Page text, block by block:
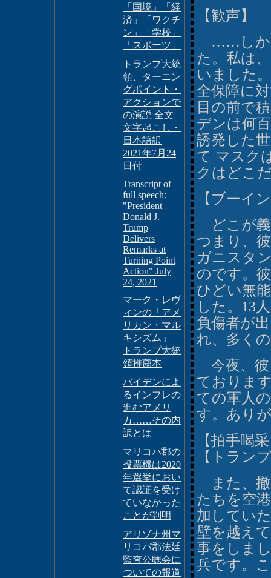
「国境」「経
済」「ワクチ
ン」「学校」
「スポーツ」
トランプ大統
領、ターニン
グポイント・
アクションで
の演説 全文
文字起こし・
日本語訳
2021年7月24
日付
Transcript of
full speech:
"President
Donald J.
Trump
Delivers
Remarks at
Turning Point
Action" July
24, 2021
マーク・レヴ
ィンの「アメ
リカン・マル
キシズム」
トランプ大統
領推薦本
バイデンによ
るインフレの
進むアメリ
カ……その内
訳とは
マリコパ郡の
投票機は2020
年選挙におい
て認証を受け
ていなかった
ことが判明
アリゾナ州マ
リコパ郡法廷
監査公聴会に
ついての報道
【歓声】
……しか
た。私は
いました
全保障に
目の前で
デンは何
誘発した
て マスク
クはどこ
【ブーイ
どこが
つまり、
ガニスタ
のです。
ひどい無
した。13
負傷者が
れ、多く
今夜、彼
ておりま
ての軍人
す。あり
【拍手喝
【トラン
また、撤
たちを空
加してい
壁を越え
事をしま
兵です。